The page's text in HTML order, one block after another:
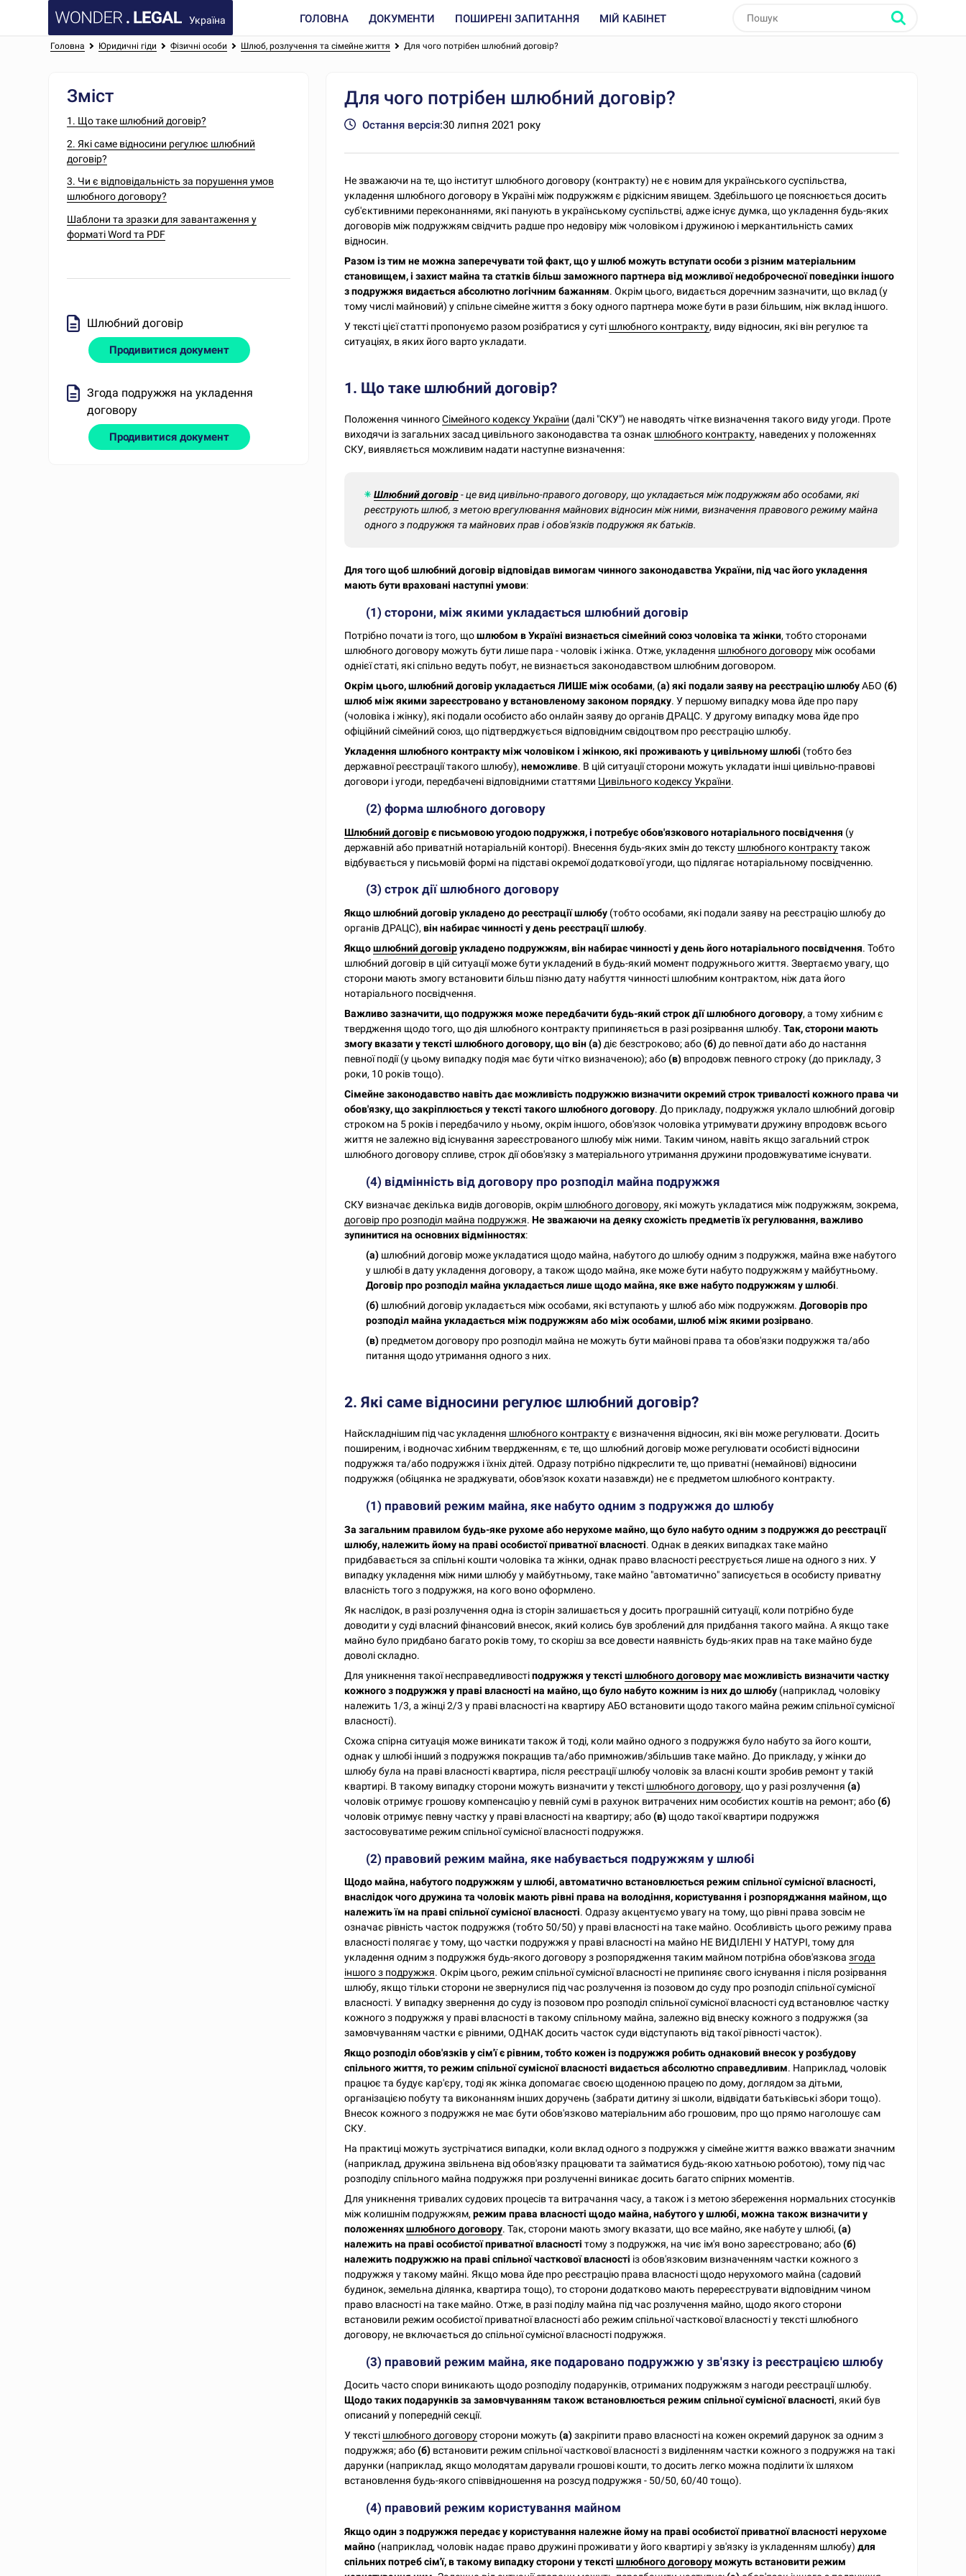
Україна ГОЛОВНА ДОКУМЕНТИ ПОШИРЕНІ ЗАПИТАННЯ МІЙ КАБІНЕТ
Головна Юридичні гіди Фізичні особи Шлюб, розлучення та сімейне життя Для чого потрібен шлюбний договір?
Зміст
1. Що таке шлюбний договір?
2. Які саме відносини регулює шлюбний
договір?
3. Чи є відповідальність за порушення умов
шлюбного договору?
Шаблони та зразки для завантаження у
форматі Word та PDF
Шлюбний договір
Продивитися документ
Згода подружжя на укладення
договору
Продивитися документ
Для чого потрібен шлюбний договір?
Остання версія:30 липня 2021 року
Не зважаючи на те, що інститут шлюбного договору (контракту) не є новим для українського суспільства,
укладення шлюбного договору в Україні між подружжям є рідкісним явищем. Здебільшого це пояснюється досить
суб'єктивними переконаннями, які панують в українському суспільстві, адже існує думка, що укладення будь-яких
договорів між подружжям свідчить радше про недовіру між чоловіком і дружиною і меркантильність самих
відносин.
Разом із тим не можна заперечувати той факт, що у шлюб можуть вступати особи з різним матеріальним
становищем, і захист майна та статків більш заможного партнера від можливої недоброчесної поведінки іншого
з подружжя видається абсолютно логічним бажанням. Окрім цього, видається доречним зазначити, що вклад (у
тому числі майновий) у спільне сімейне життя з боку одного партнера може бути в рази більшим, ніж вклад іншого.
У тексті цієї статті пропонуємо разом розібратися у суті шлюбного контракту, виду відносин, які він регулює та
ситуаціях, в яких його варто укладати.
1. Що таке шлюбний договір?
Положення чинногоСімейного кодексу України (далі "СКУ") не наводять чітке визначення такого виду угоди. Проте
виходячи із загальних засад цивільного законодавства та ознак шлюбного контракту, наведених у положеннях
СКУ, виявляється можливим надати наступне визначення:
Шлюбний договір- це вид цивільно-правого договору, що укладається між подружжям або особами, які
реєструють шлюб, з метою врегулювання майнових відносин між ними, визначення правового режиму майна
одного з подружжя та майнових прав і обов'язків подружжя як батьків.
Для того щоб шлюбний договір відповідав вимогам чинного законодавства України, під час його укладення
мають бути враховані наступні умови:
(1) сторони, між якими укладається шлюбний договір
Потрібно почати із того, щошлюбом в Україні визнається сімейний союз чоловіка та жінки, тобто сторонами
шлюбного договору можуть бути лише пара - чоловік і жінка. Отже, укладення шлюбного договору між особами
однієї статі, які спільно ведуть побут, не визнається законодавством шлюбним договором.
Окрім цього, шлюбний договір укладається ЛИШЕ між особами,(а) які подали заяву на реєстрацію шлюбуАБО(б)
шлюб між якими зареєстровано у встановленому законом порядку. У першому випадку мова йде про пару
(чоловіка і жінку), які подали особисто або онлайн заяву до органів ДРАЦС. У другому випадку мова йде про
офіційний сімейний союз, що підтверджується відповідним свідоцтвом про реєстрацію шлюбу.
Укладення шлюбного контракту між чоловіком і жінкою, які проживають у цивільному шлюбі (тобто без
державної реєстрації такого шлюбу),неможливе. В цій ситуації сторони можуть укладати інші цивільно-правові
договори і угоди, передбачені відповідними статтями Цивільного кодексу України.
(2) форма шлюбного договору
Шлюбний договірє письмовою угодою подружжя, і потребує обов'язкового нотаріального посвідчення (у
державній або приватній нотаріальній конторі). Внесення будь-яких змін до тексту шлюбного контрактутакож
відбувається у письмовій формі на підставі окремої додаткової угоди, що підлягає нотаріальному посвідченню.
(3) строк дії шлюбного договору
Якщо шлюбний договір укладено до реєстрації шлюбу (тобто особами, які подали заяву на реєстрацію шлюбу до
органів ДРАЦС),він набирає чинності у день реєстрації шлюбу.
Якщошлюбний договірукладено подружжям, він набирає чинності у день його нотаріального посвідчення. Тобто
шлюбний договір в цій ситуації може бути укладений в будь-який момент подружнього життя. Звертаємо увагу, що
сторони мають змогу встановити більш пізню дату набуття чинності шлюбним контрактом, ніж дата його
нотаріального посвідчення.
Важливо зазначити, що подружжя може передбачити будь-який строк дії шлюбного договору, а тому хибним є
твердження щодо того, що дія шлюбного контракту припиняється в разі розірвання шлюбу.Так, сторони мають
змогу вказати у тексті шлюбного договору, що він (а) діє безстроково; або(б) до певної дати або до настання
певної події (у цьому випадку подія має бути чітко визначеною); або(в) впродовж певного строку (до прикладу, 3
роки, 10 років тощо).
Сімейне законодавство навіть дає можливість подружжю визначити окремий строк тривалості кожного права чи
обов'язку, що закріплюється у тексті такого шлюбного договору. До прикладу, подружжя уклало шлюбний договір
строком на 5 років і передбачило у ньому, окрім іншого, обов'язок чоловіка утримувати дружину впродовж всього
життя не залежно від існування зареєстрованого шлюбу між ними. Таким чином, навіть якщо загальний строк
шлюбного договору спливе, строк дії обов'язку з матеріального утримання дружини продовжуватиме існувати.
(4) відмінність від договору про розподіл майна подружжя
СКУ визначає декілька видів договорів, окрім шлюбного договору, які можуть укладатися між подружжям, зокрема,
договір про розподіл майна подружжя.Не зважаючи на деяку схожість предметів їх регулювання, важливо
зупинитися на основних відмінностях:
(а) шлюбний договір може укладатися щодо майна, набутого до шлюбу одним з подружжя, майна вже набутого
у шлюбі в дату укладення договору, а також щодо майна, яке може бути набуто подружжям у майбутньому.
Договір про розподіл майна укладається лише щодо майна, яке вже набуто подружжям у шлюбі.
(б) шлюбний договір укладається між особами, які вступають у шлюб або між подружжям. Договорів про
розподіл майна укладається між подружжям або між особами, шлюб між якими розірвано.
(в) предметом договору про розподіл майна не можуть бути майнові права та обов'язки подружжя та/або
питання щодо утримання одного з них.
2. Які саме відносини регулює шлюбний договір?
Найскладнішим під час укладення шлюбного контрактує визначення відносин, які він може регулювати. Досить
поширеним, і водночас хибним твердженням, є те, що шлюбний договір може регулювати особисті відносини
подружжя та/або подружжя і їхніх дітей. Одразу потрібно підкреслити те, що приватні (немайнові) відносини
подружжя (обіцянка не зраджувати, обов'язок кохати назавжди) не є предметом шлюбного контракту.
(1) правовий режим майна, яке набуто одним з подружжя до шлюбу
За загальним правилом будь-яке рухоме або нерухоме майно, що було набуто одним з подружжя до реєстрації
шлюбу, належить йому на праві особистої приватної власності. Однак в деяких випадках таке майно
придбавається за спільні кошти чоловіка та жінки, однак право власності реєструється лише на одного з них. У
випадку укладення між ними шлюбу у майбутньому, таке майно "автоматично" записується в особисту приватну
власність того з подружжя, на кого воно оформлено.
Як наслідок, в разі розлучення одна із сторін залишається у досить програшній ситуації, коли потрібно буде
доводити у суді власний фінансовий внесок, який колись був зроблений для придбання такого майна. А якщо таке
майно було придбано багато років тому, то скоріш за все довести наявність будь-яких прав на таке майно буде
доволі складно.
Для уникнення такої несправедливостіподружжя у текстішлюбного договорумає можливість визначити частку
кожного з подружжя у праві власності на майно, що було набуто кожним із них до шлюбу (наприклад, чоловіку
належить 1/3, а жінці 2/3 у праві власності на квартиру АБО встановити щодо такого майна режим спільної сумісної
власності).
Схожа спірна ситуація може виникати також й тоді, коли майно одного з подружжя було набуто за його кошти,
однак у шлюбі інший з подружжя покращив та/або примножив/збільшив таке майно. До прикладу, у жінки до
шлюбу була на праві власності квартира, після реєстрації шлюбу чоловік за власні кошти зробив ремонт у такій
квартирі. В такому випадку сторони можуть визначити у тексті шлюбного договору, що у разі розлучення (а)
чоловік отримує грошову компенсацію у певній сумі в рахунок витрачених ним особистих коштів на ремонт; або(б)
чоловік отримує певну частку у праві власності на квартиру; або(в) щодо такої квартири подружжя
застосовуватиме режим спільної сумісної власності подружжя.
(2) правовий режим майна, яке набувається подружжям у шлюбі
Щодо майна, набутого подружжям у шлюбі, автоматично встановлюється режим спільної сумісної власності,
внаслідок чого дружина та чоловік мають рівні права на володіння, користування і розпоряджання майном, що
належить їм на праві спільної сумісної власності. Одразу акцентуємо увагу на тому, що рівні права зовсім не
означає рівність часток подружжя (тобто 50/50) у праві власності на таке майно. Особливість цього режиму права
власності полягає у тому, що частки подружжя у праві власності на майно НЕ ВИДІЛЕНІ У НАТУРІ, тому для
укладення одним з подружжя будь-якого договору з розпорядження таким майном потрібна обов'язковазгода
іншого з подружжя. Окрім цього, режим спільної сумісної власності не припиняє свого існування і після розірвання
шлюбу, якщо тільки сторони не звернулися під час розлучення із позовом до суду про розподіл спільної сумісної
власності. У випадку звернення до суду із позовом про розподіл спільної сумісної власності суд встановлює частку
кожного з подружжя у праві власності в такому спільному майна, залежно від внеску кожного з подружжя (за
замовчуванням частки є рівними, ОДНАК досить часток суди відступають від такої рівності часток).
Якщо розподіл обов'язків у сім'ї є рівним, тобто кожен із подружжя робить однаковий внесок у розбудову
спільного життя, то режим спільної сумісної власності видається абсолютно справедливим. Наприклад, чоловік
працює та будує кар'єру, тоді як жінка допомагає своєю щоденною працею по дому, доглядом за дітьми,
організацією побуту та виконанням інших доручень (забрати дитину зі школи, відвідати батьківські збори тощо).
Внесок кожного з подружжя не має бути обов'язково матеріальним або грошовим, про що прямо наголошує сам
СКУ.
На практиці можуть зустрічатися випадки, коли вклад одного з подружжя у сімейне життя важко вважати значним
(наприклад, дружина звільнена від обов'язку працювати та займатися будь-якою хатньою роботою), тому під час
розподілу спільного майна подружжя при розлученні виникає досить багато спірних моментів.
Для уникнення тривалих судових процесів та витрачання часу, а також і з метою збереження нормальних стосунків
між колишнім подружжям,режим права власності щодо майна, набутого у шлюбі, можна також визначити у
положенняхшлюбного договору. Так, сторони мають змогу вказати, що все майно, яке набуте у шлюбі,(а)
належить на праві особистої приватної власності тому з подружжя, на чиє ім'я воно зареєстровано; або(б)
належить подружжю на праві спільної часткової власності із обов'язковим визначенням частки кожного з
подружжя у такому майні. Якщо мова йде про реєстрацію права власності щодо нерухомого майна (садовий
будинок, земельна ділянка, квартира тощо), то сторони додатково мають перереєструвати відповідним чином
право власності на таке майно. Отже, в разі поділу майна під час розлучення майно, щодо якого сторони
встановили режим особистої приватної власності або режим спільної часткової власності у тексті шлюбного
договору, не включається до спільної сумісної власності подружжя.
(3) правовий режим майна, яке подаровано подружжю у зв'язку із реєстрацією шлюбу
Досить часто спори виникають щодо розподілу подарунків, отриманих подружжям з нагоди реєстрації шлюбу.
Щодо таких подарунків за замовчуванням також встановлюється режим спільної сумісної власності, який був
описаний у попередній секції.
У тексті шлюбного договорусторони можуть (а)закріпити право власності на кожен окремий дарунок за одним з
подружжя; або(б) встановити режим спільної часткової власності з виділенням частки кожного з подружжя на такі
дарунки (наприклад, якщо молодятам дарували грошові кошти, то досить легко можна поділити їх шляхом
встановлення будь-якого співвідношення на розсуд подружжя - 50/50, 60/40 тощо).
(4) правовий режим користування майном
Якщо один з подружжя передає у користування належне йому на праві особистої приватної власності нерухоме
майно (наприклад, чоловік надає право дружині проживати у його квартирі у зв'язку із укладенням шлюбу)для
спільних потреб сім'ї, в такому випадку сторони у текстішлюбного договоруможуть встановити режим